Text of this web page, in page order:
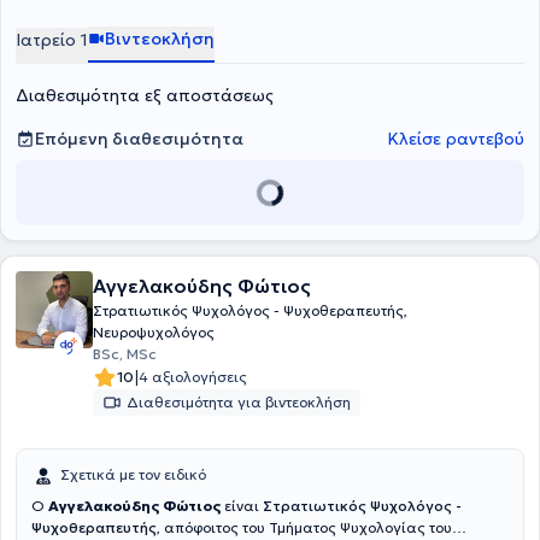
ατομικές ψυχοθεραπευτικές συνεδρίες ενηλίκων και εφήβων στο
πλαίσιο αιτημάτων που αφορούν σε άγχος, φοβίες, κρίσεις
διαχείριση πένθους και διαχείριση διαπροσωπικών δυσκολιών.
Ιατρείο 1 Βιντεοκλήση
Διαθεσιμότητα εξ αποστάσεως
Επόμενη διαθεσιμότητα
Κλείσε ραντεβού
Αγγελακούδης Φώτιος
Στρατιωτικός Ψυχολόγος - Ψυχοθεραπευτής,
Νευροψυχολόγος
BSc, MSc
10|4 αξιολογήσεις
Διαθεσιμότητα για βιντεοκλήση
Σχετικά με τον ειδικό
Ο Αγγελακούδης Φώτιος είναι Στρατιωτικός Ψυχολόγος -
Ψυχοθεραπευτής, απόφοιτος του Τμήματος Ψυχολογίας του